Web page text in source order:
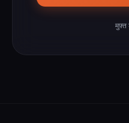
मुफ़्त